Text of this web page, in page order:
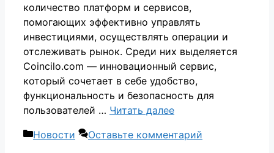
количество платформ и сервисов,
помогающих эффективно управлять
инвестициями, осуществлять операции и
отслеживать рынок. Среди них выделяется
Coincilo.com — инновационный сервис,
который сочетает в себе удобство,
функциональность и безопасность для
пользователей … Читать далее
Рубрики
Новости Оставьте комментарий